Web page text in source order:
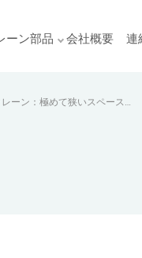
ーン部品 会社概要 連
ーン：極めて狭いスペース